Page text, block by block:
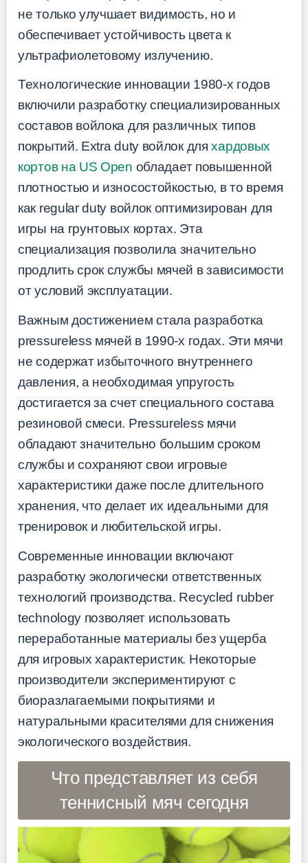
не только улучшает видимость, но и
обеспечивает устойчивость цвета к
ультрафиолетовому излучению.
Технологические инновации 1980-х годов
включили разработку специализированных
составов войлока для различных типов
покрытий. Extra duty войлок дляхардовых
кортов на US Open обладает повышенной
плотностью и износостойкостью, в то время
как regular duty войлок оптимизирован для
игры на грунтовых кортах. Эта
специализация позволила значительно
продлить срок службы мячей в зависимости
от условий эксплуатации.
Важным достижением стала разработка
pressureless мячей в 1990-х годах. Эти мячи
не содержат избыточного внутреннего
давления, а необходимая упругость
достигается за счет специального состава
резиновой смеси. Pressureless мячи
обладают значительно большим сроком
службы и сохраняют свои игровые
характеристики даже после длительного
хранения, что делает их идеальными для
тренировок и любительской игры.
Современные инновации включают
разработку экологически ответственных
технологий производства. Recycled rubber
technology позволяет использовать
переработанные материалы без ущерба
для игровых характеристик. Некоторые
производители экспериментируют с
биоразлагаемыми покрытиями и
натуральными красителями для снижения
экологического воздействия.
Что представляет из себя
теннисный мяч сегодня